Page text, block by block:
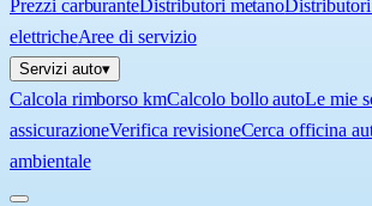
Prezzi carburanteDistributori metano
elettricheAree di servizio
Servizi auto▾
Calcola rimborso kmCalcolo bollo autoLe mie
assicurazioneVerifica revisioneCerca officina
ambientale